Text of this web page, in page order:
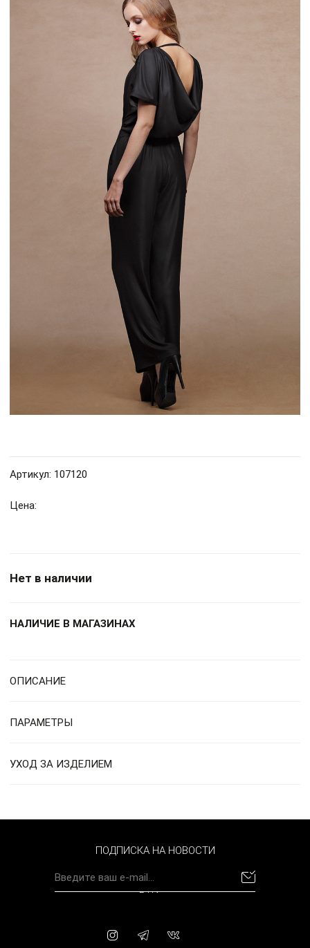
Артикул: 107120
Цена:
Нет в наличии
НАЛИЧИЕ В МАГАЗИНАХ
ОПИСАНИЕ
ПАРАМЕТРЫ
УХОД ЗА ИЗДЕЛИЕМ
BYN
ПОДПИСКА НА НОВОСТИ